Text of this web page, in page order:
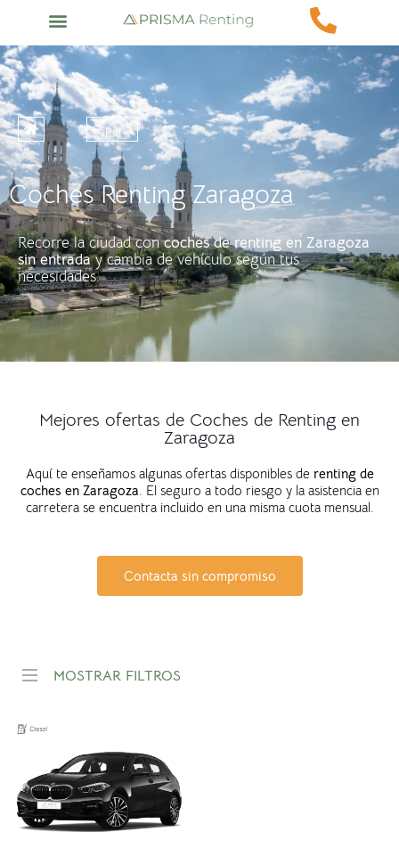
España
Coches Renting Zaragoza
Recorre la ciudad concoches de renting en Zaragoza
sin entraday cambia de vehículo según tus
necesidades.
Mejores ofertas de Coches de Renting en
Zaragoza
Aquí te enseñamos algunas ofertas disponibles de renting de
coches en Zaragoza. El seguro a todo riesgo y la asistencia en
carretera se encuentra incluido en una misma cuota mensual.
Contacta sin compromiso
MOSTRAR FILTROS